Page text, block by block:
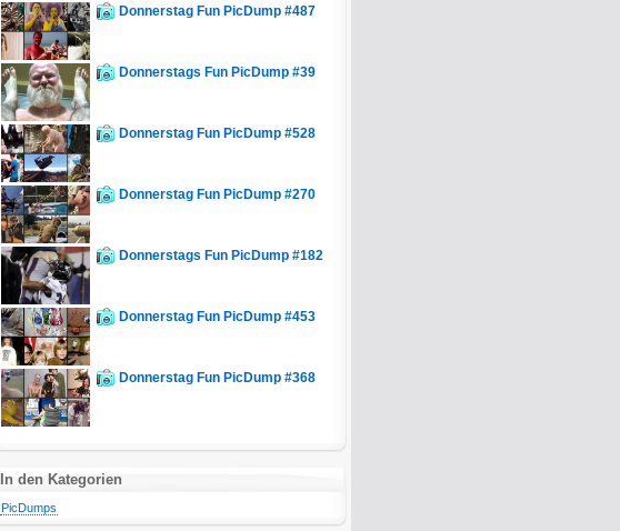
Donnerstag Fun PicDump #487
Donnerstags Fun PicDump #39
Donnerstag Fun PicDump #528
Donnerstag Fun PicDump #270
Donnerstags Fun PicDump #182
Donnerstag Fun PicDump #453
Donnerstag Fun PicDump #368
In den Kategorien
PicDumps